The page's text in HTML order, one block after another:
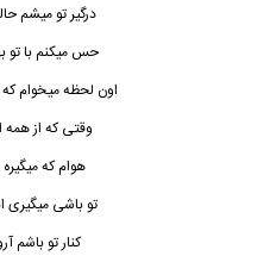
درگیر تو میشم
حس میکنم با تو
اون لحظه میخوام
وقتی که از همه
هوام که
تو باشی میگیری
کنار تو باشم